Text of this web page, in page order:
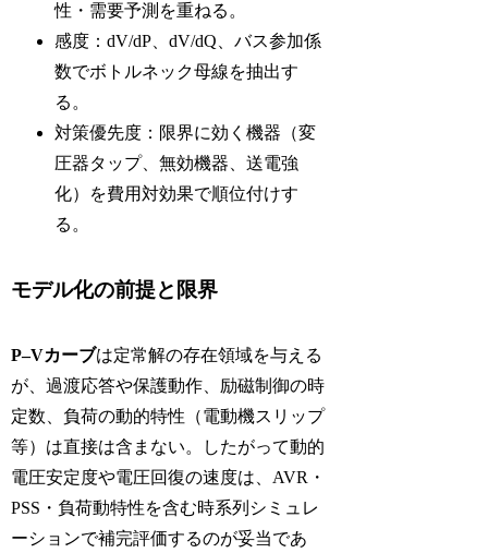
性・需要予測を重ねる。
感度：dV/dP、dV/dQ、バス参加係
数でボトルネック母線を抽出す
る。
対策優先度：限界に効く機器（変
圧器タップ、無効機器、送電強
化）を費用対効果で順位付けす
る。
モデル化の前提と限界
P–Vカーブは定常解の存在領域を与える
が、過渡応答や保護動作、励磁制御の時
定数、負荷の動的特性（電動機スリップ
等）は直接は含まない。したがって動的
電圧安定度や電圧回復の速度は、AVR・
PSS・負荷動特性を含む時系列シミュレ
ーションで補完評価するのが妥当であ